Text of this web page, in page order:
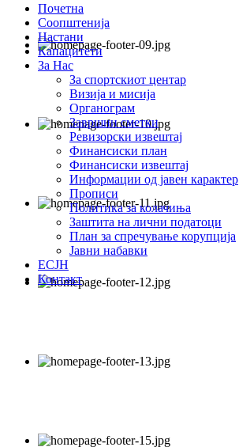
Почетна
Соопштенија
Настани
Капацитети
За Нас
За спортскиот центар
Визија и мисија
Органограм
Завршни сметки
Ревизорски извештај
Финансиски план
Финансиски извештај
Информации од јавен карактер
Прописи
Политика за колачиња
Заштита на лични податоци
План за спречување корупција
Јавни набавки
ЕСЈН
Контакт